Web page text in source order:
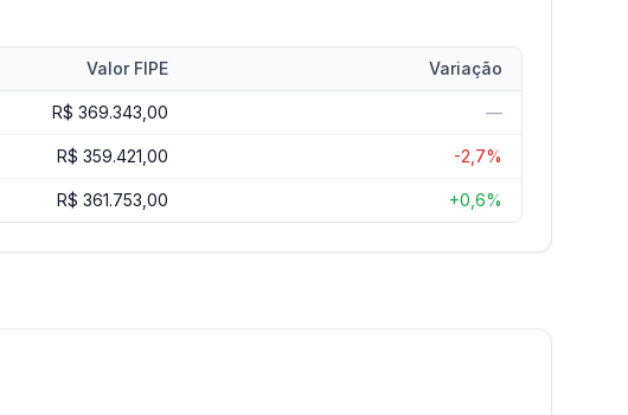
Valor FIPE Variação
R$ 369.343,00 —
R$ 359.421,00 -2,7%
R$ 361.753,00 +0,6%